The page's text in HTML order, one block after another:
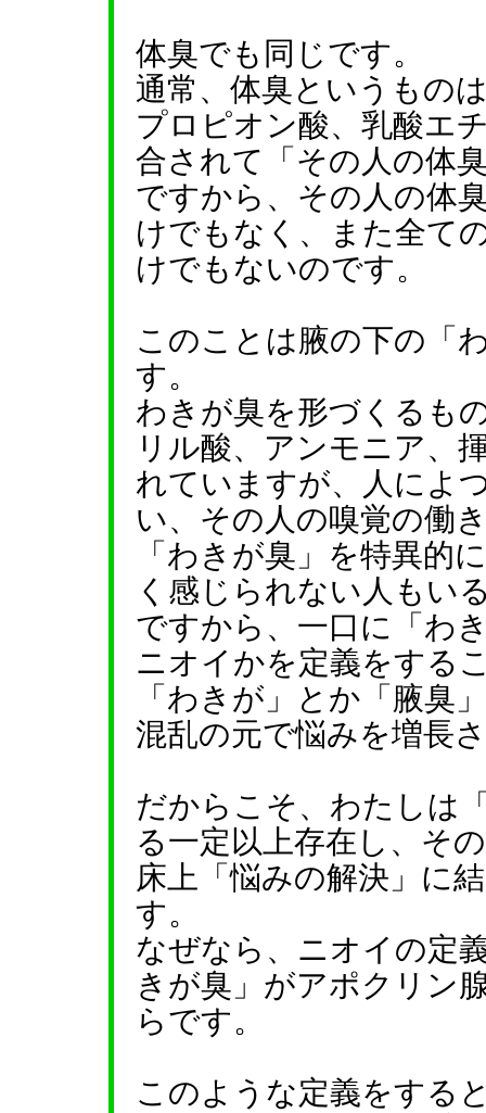
体臭でも同じです。
通常、体臭というもの
プロピオン酸、乳酸エ
合されて「その人の体
ですから、その人の体
けでもなく、また全て
けでもないのです。
このことは腋の下の「
す。
わきが臭を形づくるも
リル酸、アンモニア、
れていますが、人によ
い、その人の嗅覚の働
「わきが臭」を特異的
く感じられない人もい
ですから、一口に「わ
ニオイかを定義をする
「わきが」とか「腋臭
混乱の元で悩みを増長
だからこそ、わたしは
る一定以上存在し、そ
床上「悩みの解決」に
す。
なぜなら、ニオイの定
きが臭」がアポクリン
らです。
このような定義をする